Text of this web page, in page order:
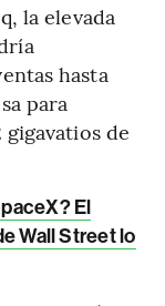
la elevada
hasta
para
de
El
Wall Street lo